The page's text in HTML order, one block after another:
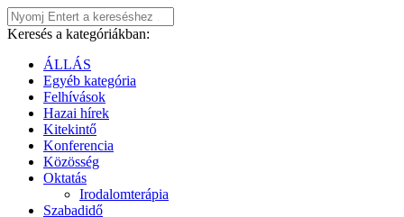
Keresés a kategóriákban:
ÁLLÁS
Egyéb kategória
Felhívások
Hazai hírek
Kitekintő
Konferencia
Közösség
Oktatás
Irodalomterápia
Szabadidő